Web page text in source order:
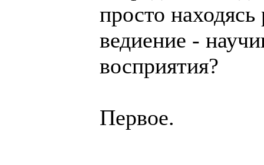
просто
ведиение -
восприятия?
Первое.